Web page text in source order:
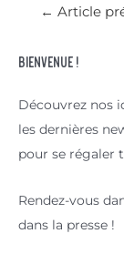
← Article
Bienvenue !
Découvrez nos
les dernières
pour se régaler
Rendez-vous
dans la presse !